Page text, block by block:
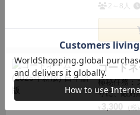
2～8人
コード
極秘任務：
りに、敵対
¥ 3,300 （税